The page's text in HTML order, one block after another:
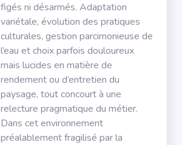
figés ni désarmés. Adaptation
variétale, évolution des pratiques
culturales, gestion parcimonieuse de
l’eau et choix parfois douloureux
mais lucides en matière de
rendement ou d’entretien du
paysage, tout concourt à une
relecture pragmatique du métier.
Dans cet environnement
préalablement fragilisé par la